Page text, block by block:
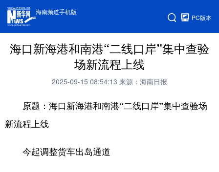
海南频道手机版
PC版本
海口新海港和南港“二线口岸”集中查验
场新流程上线
2025-09-15 08:54:13 来源：海南日报
原题：海口新海港和南港“二线口岸”集中查验场
新流程上线
今起调整货车出岛通道